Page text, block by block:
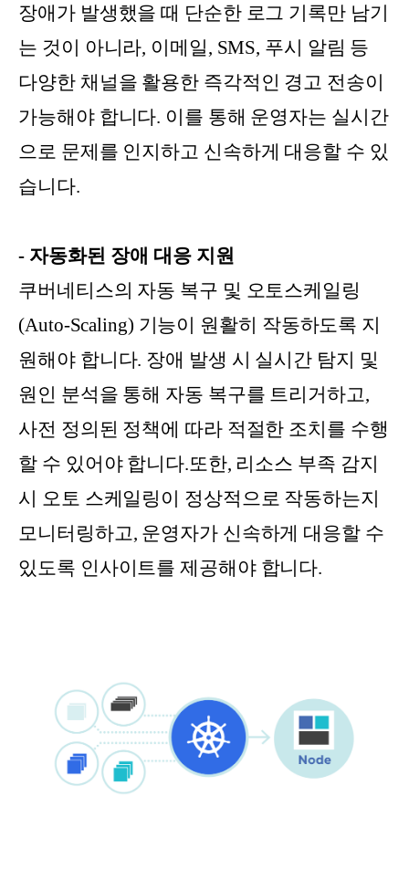
장애가 발생했을 때 단순한 로그 기록만 남기
는 것이 아니라, 이메일, SMS, 푸시 알림 등
다양한 채널을 활용한 즉각적인 경고 전송이
가능해야 합니다. 이를 통해 운영자는 실시간
으로 문제를 인지하고 신속하게 대응할 수 있
습니다.
- 자동화된 장애 대응 지원
쿠버네티스의 자동 복구 및 오토스케일링
(Auto-Scaling) 기능이 원활히 작동하도록 지
원해야 합니다. 장애 발생 시 실시간 탐지 및
원인 분석을 통해 자동 복구를 트리거하고,
사전 정의된 정책에 따라 적절한 조치를 수행
할 수 있어야 합니다.또한, 리소스 부족 감지
시 오토 스케일링이 정상적으로 작동하는지
모니터링하고, 운영자가 신속하게 대응할 수
있도록 인사이트를 제공해야 합니다.